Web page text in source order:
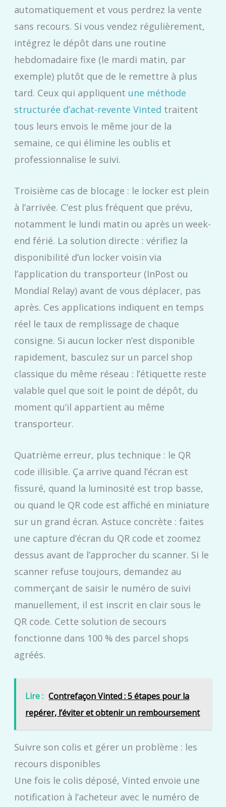
automatiquement et vous perdrez la vente
sans recours. Si vous vendez régulièrement,
intégrez le dépôt dans une routine
hebdomadaire fixe (le mardi matin, par
exemple) plutôt que de le remettre à plus
tard. Ceux qui appliquent une méthode
structurée d’achat-revente Vinted traitent
tous leurs envois le même jour de la
semaine, ce qui élimine les oublis et
professionnalise le suivi.
Troisième cas de blocage : le locker est plein
à l’arrivée. C’est plus fréquent que prévu,
notamment le lundi matin ou après un week-
end férié. La solution directe : vérifiez la
disponibilité d’un locker voisin via
l’application du transporteur (InPost ou
Mondial Relay) avant de vous déplacer, pas
après. Ces applications indiquent en temps
réel le taux de remplissage de chaque
consigne. Si aucun locker n’est disponible
rapidement, basculez sur un parcel shop
classique du même réseau : l’étiquette reste
valable quel que soit le point de dépôt, du
moment qu’il appartient au même
transporteur.
Quatrième erreur, plus technique : le QR
code illisible. Ça arrive quand l’écran est
fissuré, quand la luminosité est trop basse,
ou quand le QR code est affiché en miniature
sur un grand écran. Astuce concrète : faites
une capture d’écran du QR code et zoomez
dessus avant de l’approcher du scanner. Si le
scanner refuse toujours, demandez au
commerçant de saisir le numéro de suivi
manuellement, il est inscrit en clair sous le
QR code. Cette solution de secours
fonctionne dans 100 % des parcel shops
agréés.
Lire : Contrefaçon Vinted : 5 étapes pour la
repérer, l’éviter et obtenir un remboursement
Suivre son colis et gérer un problème : les
recours disponibles
Une fois le colis déposé, Vinted envoie une
notification à l’acheteur avec le numéro de